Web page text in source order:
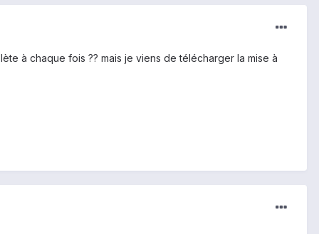
à chaque fois ?? mais je viens de télécharger la mise à